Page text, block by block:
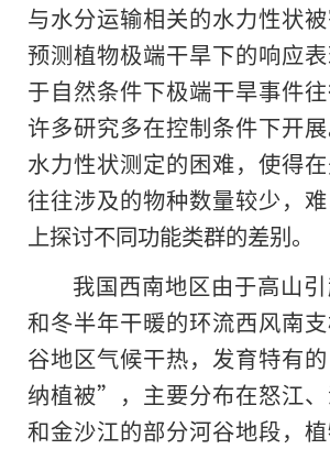
与水分运输相关的水力性状
预测植物极端干旱下的响应
于自然条件下极端干旱事件往
许多研究多在控制条件下开
水力性状测定的困难，使得
往往涉及的物种数量较少，
上探讨不同功能类群的差别。
我国西南地区由于高山
和冬半年干暖的环流西风南
谷地区气候干热，发育特有
纳植被”，主要分布在怒江
和金沙江的部分河谷地段，